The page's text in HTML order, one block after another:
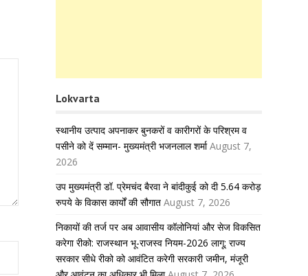
Lokvarta
स्थानीय उत्पाद अपनाकर बुनकरों व कारीगरों के परिश्रम व
पसीने को दें सम्मान- मुख्यमंत्री भजनलाल शर्मा August 7,
2026
उप मुख्यमंत्री डॉ. प्रेमचंद बैरवा ने बांदीकुई को दी 5.64 करोड़
रुपये के विकास कार्यों की सौगात August 7, 2026
निकायों की तर्ज पर अब आवासीय कॉलोनियां और सेज विकसित
करेगा रीको: राजस्थान भू-राजस्व नियम-2026 लागू; राज्य
सरकार सीधे रीको को आवंटित करेगी सरकारी जमीन, मंजूरी